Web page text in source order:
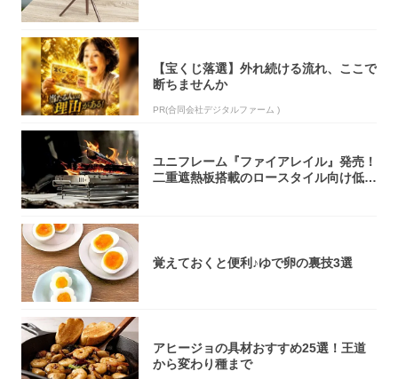
【宝くじ落選】外れ続ける流れ、ここで
断ちませんか
PR(合同会社デジタルファーム )
ユニフレーム『ファイアレイル』発売！
二重遮熱板搭載のロースタイル向け低型
覚えておくと便利♪ゆで卵の裏技3選
アヒージョの具材おすすめ25選！王道
から変わり種まで